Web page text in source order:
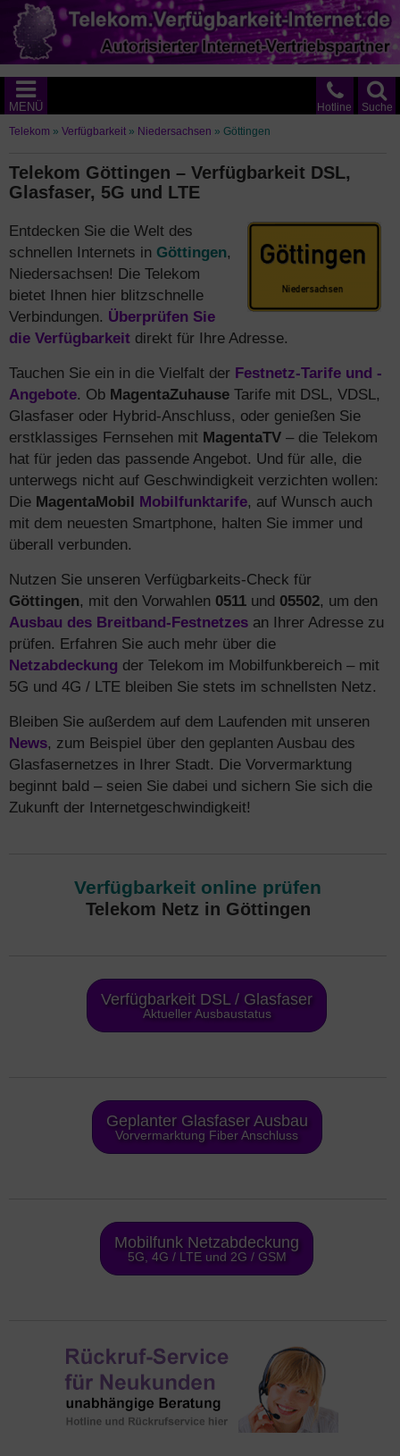
Suche
Hotline
MENÜ
Telekom » Verfügbarkeit » Niedersachsen » Göttingen
Telekom Göttingen – Verfügbarkeit DSL,
Glasfaser, 5G und LTE
Entdecken Sie die Welt des
schnellen Internets in Göttingen,
Niedersachsen! Die Telekom
bietet Ihnen hier blitzschnelle
Verbindungen. Überprüfen Sie
die Verfügbarkeit direkt für Ihre Adresse.
Tauchen Sie ein in die Vielfalt der Festnetz-Tarife und -
Angebote. Ob MagentaZuhause Tarife mit DSL, VDSL,
Glasfaser oder Hybrid-Anschluss, oder genießen Sie
erstklassiges Fernsehen mit MagentaTV – die Telekom
hat für jeden das passende Angebot. Und für alle, die
unterwegs nicht auf Geschwindigkeit verzichten wollen:
Die MagentaMobil Mobilfunktarife, auf Wunsch auch
mit dem neuesten Smartphone, halten Sie immer und
überall verbunden.
Nutzen Sie unseren Verfügbarkeits-Check für
Göttingen, mit den Vorwahlen 0511 und 05502, um den
Ausbau des Breitband-Festnetzes an Ihrer Adresse zu
prüfen. Erfahren Sie auch mehr über die
Netzabdeckung der Telekom im Mobilfunkbereich – mit
5G und 4G / LTE bleiben Sie stets im schnellsten Netz.
Bleiben Sie außerdem auf dem Laufenden mit unseren
News, zum Beispiel über den geplanten Ausbau des
Glasfasernetzes in Ihrer Stadt. Die Vorvermarktung
beginnt bald – seien Sie dabei und sichern Sie sich die
Zukunft der Internetgeschwindigkeit!
Verfügbarkeit online prüfen
Telekom Netz in Göttingen
Verfügbarkeit DSL / Glasfaser
Aktueller Ausbaustatus
Geplanter Glasfaser Ausbau
Vorvermarktung Fiber Anschluss
Mobilfunk Netzabdeckung
5G, 4G / LTE und 2G / GSM